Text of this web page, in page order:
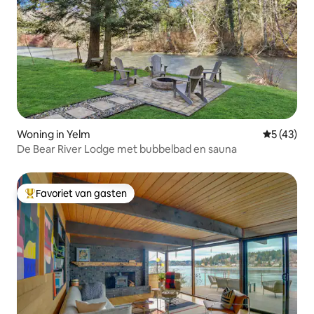
Woning in Yelm
5 (43)
De Bear River Lodge met bubbelbad en sauna
Topfavoriet van gasten
Favoriet van gasten